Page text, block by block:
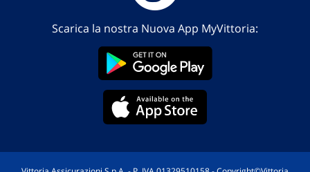
Scarica la nostra Nuova App MyVittoria: